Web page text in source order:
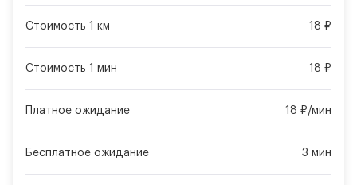
Стоимость 1 км 18 ₽
Стоимость 1 мин 18 ₽
Платное ожидание 18 ₽/мин
Бесплатное ожидание 3 мин